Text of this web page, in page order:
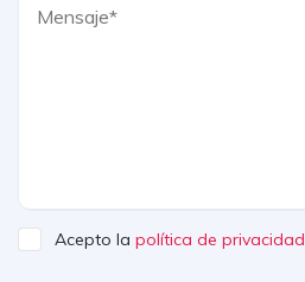
Acepto la política de privacidad